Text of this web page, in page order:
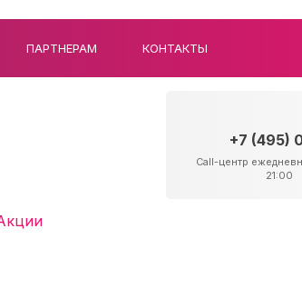
ПАРТНЕРАМ КОНТАКТЫ
+7 (495)
Call-центр
21:00